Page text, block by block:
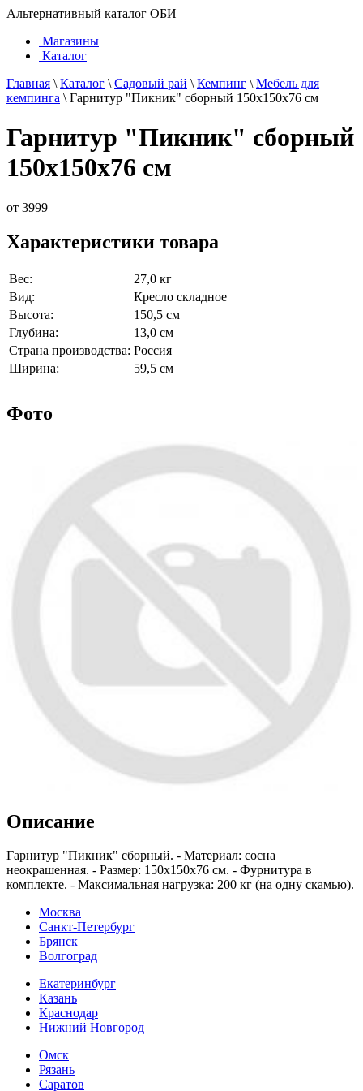
Альтернативный каталог ОБИ
Магазины
Каталог
Главная \ Каталог \ Садовый рай \ Кемпинг \ Мебель для
кемпинга \ Гарнитур "Пикник" сборный 150х150х76 см
Гарнитур "Пикник" сборный
150х150х76 см
от 3999
Характеристики товара
Вес:
27,0 кг
Вид:
Кресло складное
Высота:
150,5 см
Глубина:
13,0 см
Страна производства: Россия
Ширина:
59,5 см
Фото
Описание
Гарнитур "Пикник" сборный. - Материал: сосна
неокрашенная. - Размер: 150х150х76 см. - Фурнитура в
комплекте. - Максимальная нагрузка: 200 кг (на одну скамью).
Москва
Санкт-Петербург
Брянск
Волгоград
Екатеринбург
Казань
Краснодар
Нижний Новгород
Омск
Рязань
Саратов